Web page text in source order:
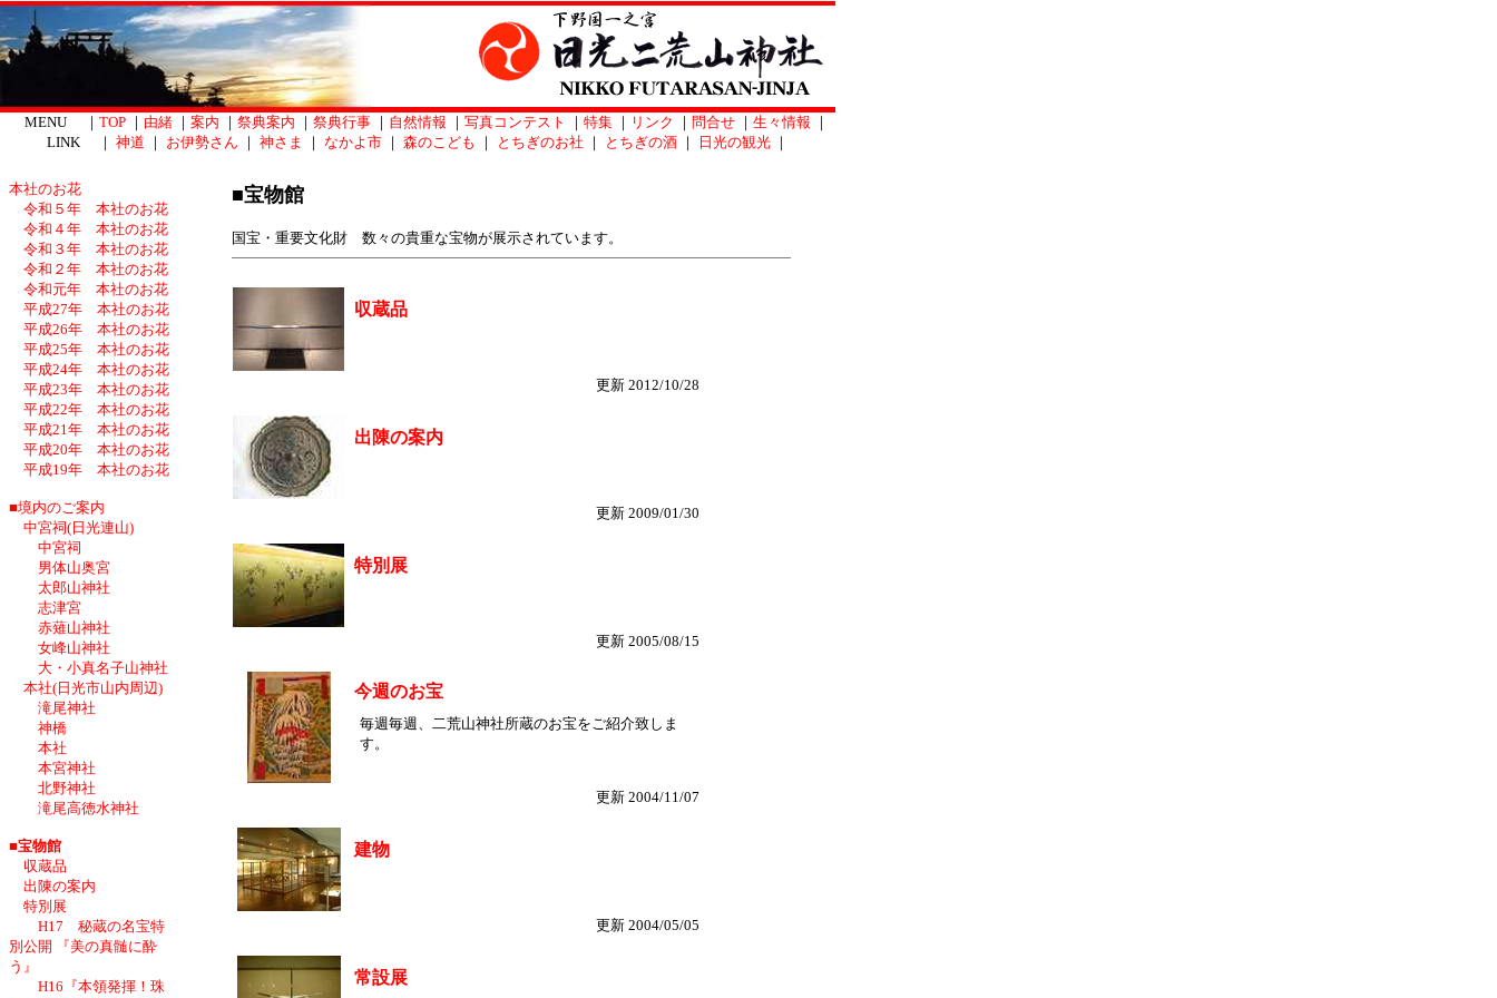
MENU ｜ TOP ｜ 由緒 ｜ 案内 ｜ 祭典案内 ｜ 祭典行事 ｜ 自然情報 ｜ 写真コンテスト ｜ 特集 ｜ リンク ｜ 問合せ ｜ 生々情報 ｜
LINK ｜ 神道 ｜ お伊勢さん ｜ 神さま ｜ なかよ市 ｜ 森のこども ｜ とちぎのお社 ｜ とちぎの酒 ｜ 日光の観光 ｜
本社のお花
令和５年 本社のお花
令和４年 本社のお花
令和３年 本社のお花
令和２年 本社のお花
令和元年 本社のお花
平成27年 本社のお花
平成26年 本社のお花
平成25年 本社のお花
平成24年 本社のお花
平成23年 本社のお花
平成22年 本社のお花
平成21年 本社のお花
平成20年 本社のお花
平成19年 本社のお花
■境内のご案内
中宮祠(日光連山)
中宮祠
男体山奥宮
太郎山神社
志津宮
赤薙山神社
女峰山神社
大・小真名子山神社
本社(日光市山内周辺)
滝尾神社
神橋
本社
本宮神社
北野神社
滝尾高徳水神社
■宝物館
収蔵品
出陳の案内
特別展
H17 秘蔵の名宝特
別公開 『美の真髄に酔
う』
H16『本領発揮！珠
■宝物館
国宝・重要文化財 数々の貴重な宝物が展示されています。
収蔵品
更新 2012/10/28
出陳の案内
更新 2009/01/30
特別展
更新 2005/08/15
今週のお宝
毎週毎週、二荒山神社所蔵のお宝をご紹介致しま
す。
更新 2004/11/07
建物
更新 2004/05/05
常設展